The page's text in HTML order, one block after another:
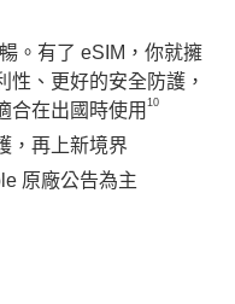
。有了 eSIM，你就擁
性、更好的安全防護，
合在出國時使用 10
，再上新境界
原廠公告為主